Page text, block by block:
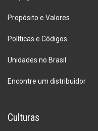
Propósito e Valores
Políticas e Códigos
Unidades no Brasil
Encontre um distribuidor
Culturas